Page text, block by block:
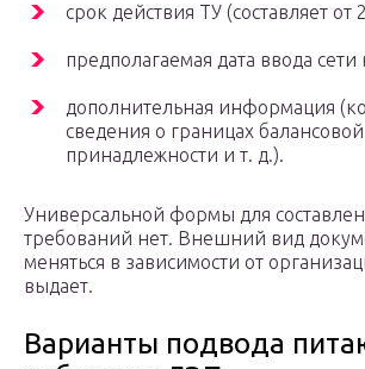
срок действия ТУ (составляет от
предполагаемая дата ввода сети
дополнительная информация
сведения о границах балансовой
принадлежности и т. д.).
Универсальной формы для
требований нет. Внешний вид
меняться в зависимости от
выдает.
Варианты подвода